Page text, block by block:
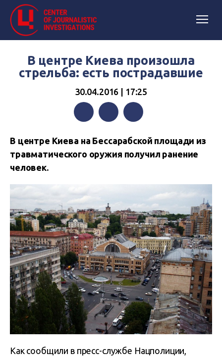
В центре Киева произошла
стрельба: есть пострадавшие
30.04.2016 | 17:25
В центре Киева на Бессарабской площади из
травматического оружия получил ранение
человек.
Как сообщили в пресс-службе Нацполиции,